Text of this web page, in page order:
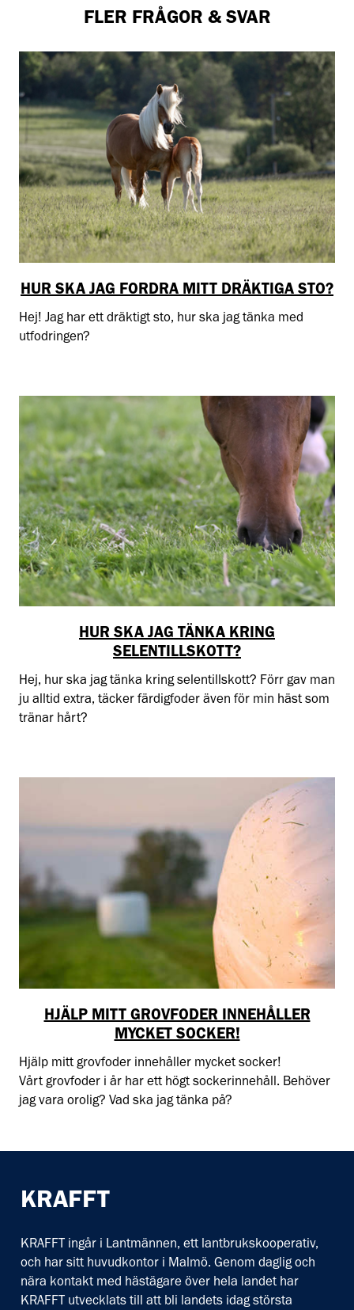
FLER FRÅGOR & SVAR
HUR SKA JAG FORDRA MITT DRÄKTIGA STO?
Hej! Jag har ett dräktigt sto, hur ska jag tänka med
utfodringen?
HUR SKA JAG TÄNKA KRING
SELENTILLSKOTT?
Hej, hur ska jag tänka kring selentillskott? Förr gav man
ju alltid extra, täcker färdigfoder även för min häst som
tränar hårt?
HJÄLP MITT GROVFODER INNEHÅLLER
MYCKET SOCKER!
Hjälp mitt grovfoder innehåller mycket socker!
Vårt grovfoder i år har ett högt sockerinnehåll. Behöver
jag vara orolig? Vad ska jag tänka på?
KRAFFT
KRAFFT ingår i Lantmännen, ett lantbrukskooperativ,
och har sitt huvudkontor i Malmö. Genom daglig och
nära kontakt med hästägare över hela landet har
KRAFFT utvecklats till att bli landets idag största